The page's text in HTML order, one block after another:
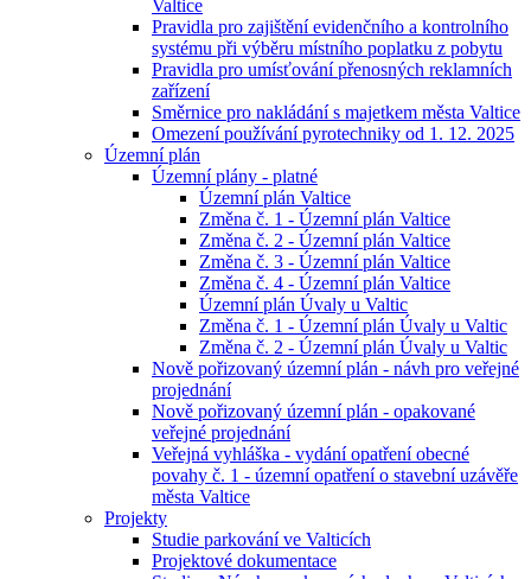
Valtice
Pravidla pro zajištění evidenčního a kontrolního
systému při výběru místního poplatku z pobytu
Pravidla pro umísťování přenosných reklamních
zařízení
Směrnice pro nakládání s majetkem města Valtice
Omezení používání pyrotechniky od 1. 12. 2025
Územní plán
Územní plány - platné
Územní plán Valtice
Změna č. 1 - Územní plán Valtice
Změna č. 2 - Územní plán Valtice
Změna č. 3 - Územní plán Valtice
Změna č. 4 - Územní plán Valtice
Územní plán Úvaly u Valtic
Změna č. 1 - Územní plán Úvaly u Valtic
Změna č. 2 - Územní plán Úvaly u Valtic
Nově pořizovaný územní plán - návh pro veřejné
projednání
Nově pořizovaný územní plán - opakované
veřejné projednání
Veřejná vyhláška - vydání opatření obecné
povahy č. 1 - územní opatření o stavební uzávěře
města Valtice
Projekty
Studie parkování ve Valticích
Projektové dokumentace